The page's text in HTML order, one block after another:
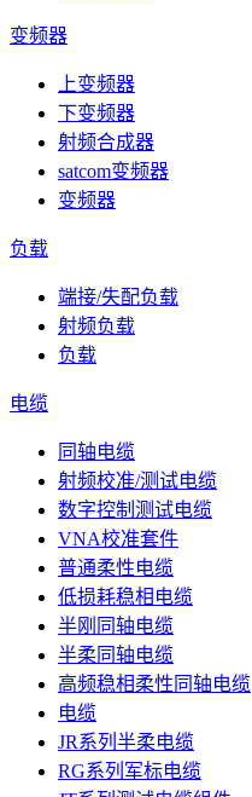
变频器
上变频器
下变频器
射频合成器
satcom变频器
变频器
负载
端接/失配负载
射频负载
负载
电缆
同轴电缆
射频校准/测试电缆
数字控制测试电缆
VNA校准套件
普通柔性电缆
低损耗稳相电缆
半刚同轴电缆
半柔同轴电缆
高频稳相柔性同轴电缆
电缆
JR系列半柔电缆
RG系列军标电缆